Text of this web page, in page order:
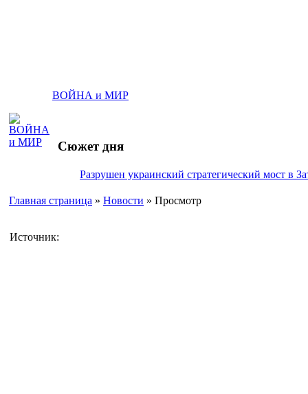
ВОЙНА и МИР
Сюжет дня
Разрушен украинский стратегический мост в
Главная страница » Новости » Просмотр
Источник: